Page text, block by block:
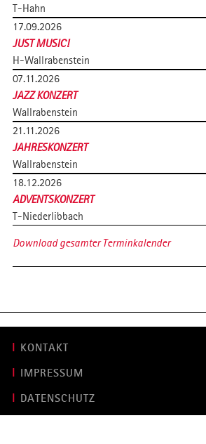
T-Hahn
17.09.2026
JUST MUSIC!
H-Wallrabenstein
07.11.2026
JAZZ KONZERT
Wallrabenstein
21.11.2026
JAHRESKONZERT
Wallrabenstein
18.12.2026
ADVENTSKONZERT
T-Niederlibbach
Download gesamter Terminkalender
KONTAKT
IMPRESSUM
DATENSCHUTZ